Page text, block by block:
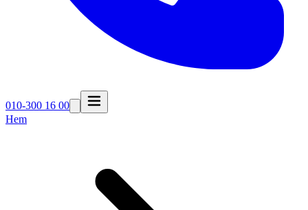
010-300 16 00
Hem